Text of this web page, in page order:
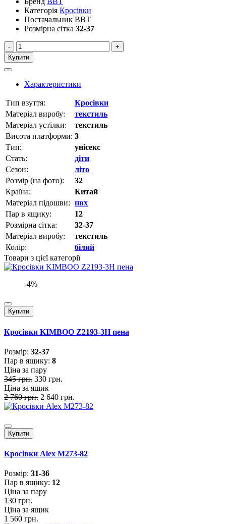
Категорія Кросівки
Постачальник BBT
Розмірна сітка 32-37
-
+
Купити
Характеристики
Тип взуття:
Кросівки
Матеріал виробу:
текстиль
Матеріал устілки:
текстиль
Висота платформи: 3
Тип:
унісекс
Стать:
діти
Сезон:
літо
Розмір (на фото):
32
Країна:
Китай
Матеріал підошви: пвх
Пар в ящику:
12
Розмірна сітка:
32-37
Матеріал виробу:
текстиль
Колір:
білий
Товари з цієї категорії
-4%
Купити
Кросівки KIMBOO Z2193-3H пена
Розмiр: 32-37
Пар в ящику: 8
Ціна за пару
345 грн. 330 грн.
Ціна за ящик
2 760 грн. 2 640 грн.
Купити
Кросівки Alex M273-82
Розмiр: 31-36
Пар в ящику: 12
Ціна за пару
130 грн.
Ціна за ящик
1 560 грн.